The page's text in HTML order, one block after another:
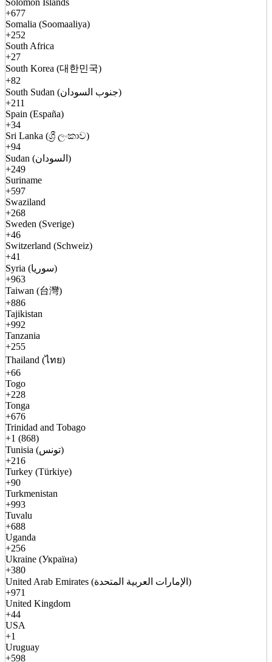
Solomon Islands
+677
Somalia (Soomaaliya)
+252
South Africa
+27
South Korea (대한민국)
+82
South Sudan (جنوب السودان)
+211
Spain (España)
+34
Sri Lanka (ශ්‍රී ලංකාව)
+94
Sudan (السودان)
+249
Suriname
+597
Swaziland
+268
Sweden (Sverige)
+46
Switzerland (Schweiz)
+41
Syria (سوريا)
+963
Taiwan (台灣)
+886
Tajikistan
+992
Tanzania
+255
Thailand (ไทย)
+66
Togo
+228
Tonga
+676
Trinidad and Tobago
+1 (868)
Tunisia (تونس)
+216
Turkey (Türkiye)
+90
Turkmenistan
+993
Tuvalu
+688
Uganda
+256
Ukraine (Україна)
+380
United Arab Emirates (الإمارات العربية المتحدة)
+971
United Kingdom
+44
USA
+1
Uruguay
+598